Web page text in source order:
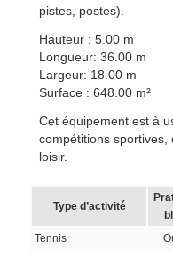
pistes, postes).
Hauteur : 5.00 m
Longueur: 36.00 m
Largeur: 18.00 m
Surface : 648.00 m²
Cet équipement est à
compétitions
loisir.
Type d’activité
Tennis